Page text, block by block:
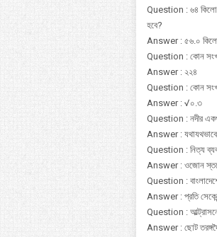
Question : ৬৪
হবে?
Answer : ৫৬.০
Question : কোন
Answer : ২২৪
Question : কোন
Answer : √০.৩
Question : নদীর
Answer : যথাযথভাবে
Question : নিত্য
Answer : ওজোন
Question :
Answer : প্রতি
Question :
Answer : ছোট